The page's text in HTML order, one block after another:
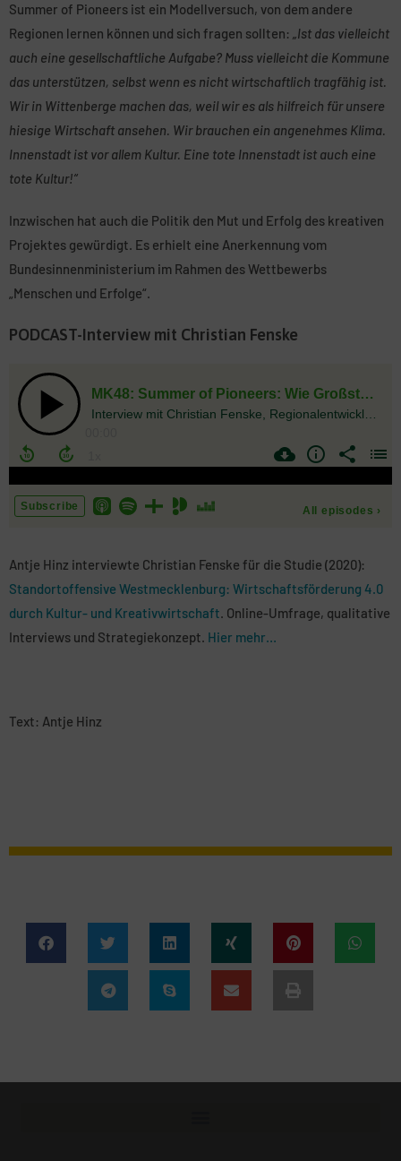
Summer of Pioneers ist ein Modellversuch, von dem andere
Regionen lernen können und sich fragen sollten: „Ist das vielleicht
auch eine gesellschaftliche Aufgabe? Muss vielleicht die Kommune
das unterstützen, selbst wenn es nicht wirtschaftlich tragfähig ist.
Wir in Wittenberge machen das, weil wir es als hilfreich für unsere
hiesige Wirtschaft ansehen. Wir brauchen ein angenehmes Klima.
Innenstadt ist vor allem Kultur. Eine tote Innenstadt ist auch eine
tote Kultur!“
Inzwischen hat auch die Politik den Mut und Erfolg des kreativen
Projektes gewürdigt. Es erhielt eine Anerkennung vom
Bundesinnenministerium im Rahmen des Wettbewerbs
„Menschen und Erfolge“.
PODCAST-Interview mit Christian Fenske
Antje Hinz interviewte Christian Fenske für die Studie (2020):
Standortoffensive Westmecklenburg: Wirtschaftsförderung 4.0
durch Kultur- und Kreativwirtschaft. Online-Umfrage, qualitative
Interviews und Strategiekonzept. Hier mehr…
Text: Antje Hinz